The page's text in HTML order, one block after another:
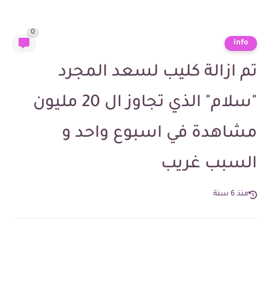
info
0
تم ازالة كليب لسعد المجرد
"سلام" الذي تجاوز ال 20 مليون
مشاهدة في اسبوع واحد و
السبب غريب
منذ 6 سنة